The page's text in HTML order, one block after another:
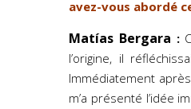
avez-vous abordé
Matías Bergara :
l’origine, il
Immédiatement
m’a présenté l’idée